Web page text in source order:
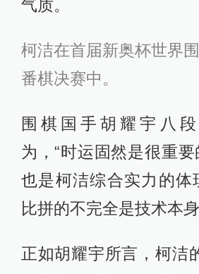
气质。
柯洁在首届新奥杯世界
番棋决赛中。
围棋国手胡耀宇八
为，“时运固然是很重
也是柯洁综合实力的体
比拼的不完全是技术本
正如胡耀宇所言，柯洁